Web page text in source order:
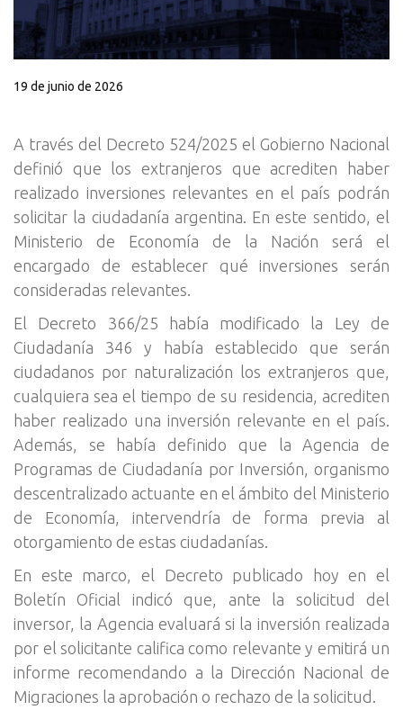
19 de junio de 2026
A través del Decreto 524/2025 el Gobierno Nacional
definió que los extranjeros que acrediten haber
realizado inversiones relevantes en el país podrán
solicitar la ciudadanía argentina. En este sentido, el
Ministerio de Economía de la Nación será el
encargado de establecer qué inversiones serán
consideradas relevantes.
El Decreto 366/25 había modificado la Ley de
Ciudadanía 346 y había establecido que serán
ciudadanos por naturalización los extranjeros que,
cualquiera sea el tiempo de su residencia, acrediten
haber realizado una inversión relevante en el país.
Además, se había definido que la Agencia de
Programas de Ciudadanía por Inversión, organismo
descentralizado actuante en el ámbito del Ministerio
de Economía, intervendría de forma previa al
otorgamiento de estas ciudadanías.
En este marco, el Decreto publicado hoy en el
Boletín Oficial indicó que, ante la solicitud del
inversor, la Agencia evaluará si la inversión realizada
por el solicitante califica como relevante y emitirá un
informe recomendando a la Dirección Nacional de
Migraciones la aprobación o rechazo de la solicitud.